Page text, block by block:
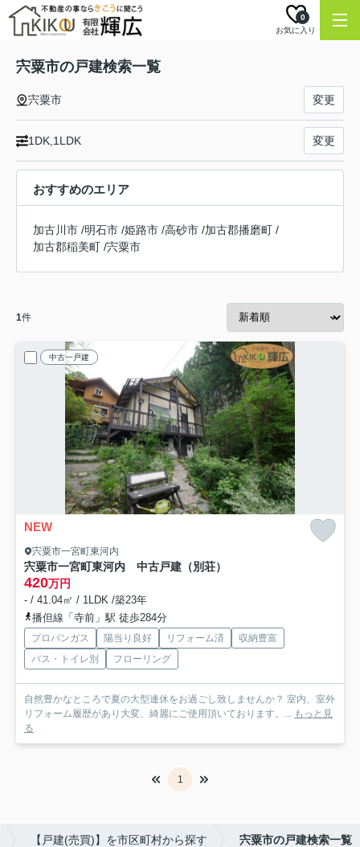
お気に入り
0
宍粟市の戸建検索一覧
宍粟市 変更
1DK,1LDK 変更
おすすめのエリア
加古川市 /明石市 /姫路市 /高砂市 /加古郡播磨町 /
加古郡稲美町 /宍粟市
1件
中古一戸建
NEW
宍粟市一宮町東河内
宍粟市一宮町東河内 中古戸建（別荘）
420万円
- / 41.04㎡ / 1LDK /築23年
播但線「寺前」駅 徒歩284分
プロパンガス 陽当り良好 リフォーム済
収納豊富
バス・トイレ別
フローリング
自然豊かなところで夏の大型連休をお過ごし致しませんか？ 室内、室外
リフォーム履歴があり大変、綺麗にご使用頂いております。... もっと見
る
1
【戸建(売買)】を市区町村から探す 宍粟市の戸建検索一覧